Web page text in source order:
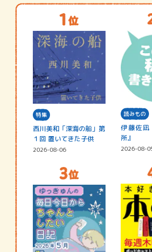
特集
西川美和「深海の船」第
１回 置いてきた子供
2026-08-06
読みもの
伊藤佐凪
所』
2026-08-